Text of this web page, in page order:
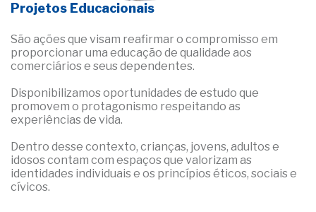
Projetos Educacionais
São ações que visam reafirmar o compromisso em
proporcionar uma educação de qualidade aos
comerciários e seus dependentes.
Disponibilizamos oportunidades de estudo que
promovem o protagonismo respeitando as
experiências de vida.
Dentro desse contexto, crianças, jovens, adultos e
idosos contam com espaços que valorizam as
identidades individuais e os princípios éticos, sociais e
cívicos.